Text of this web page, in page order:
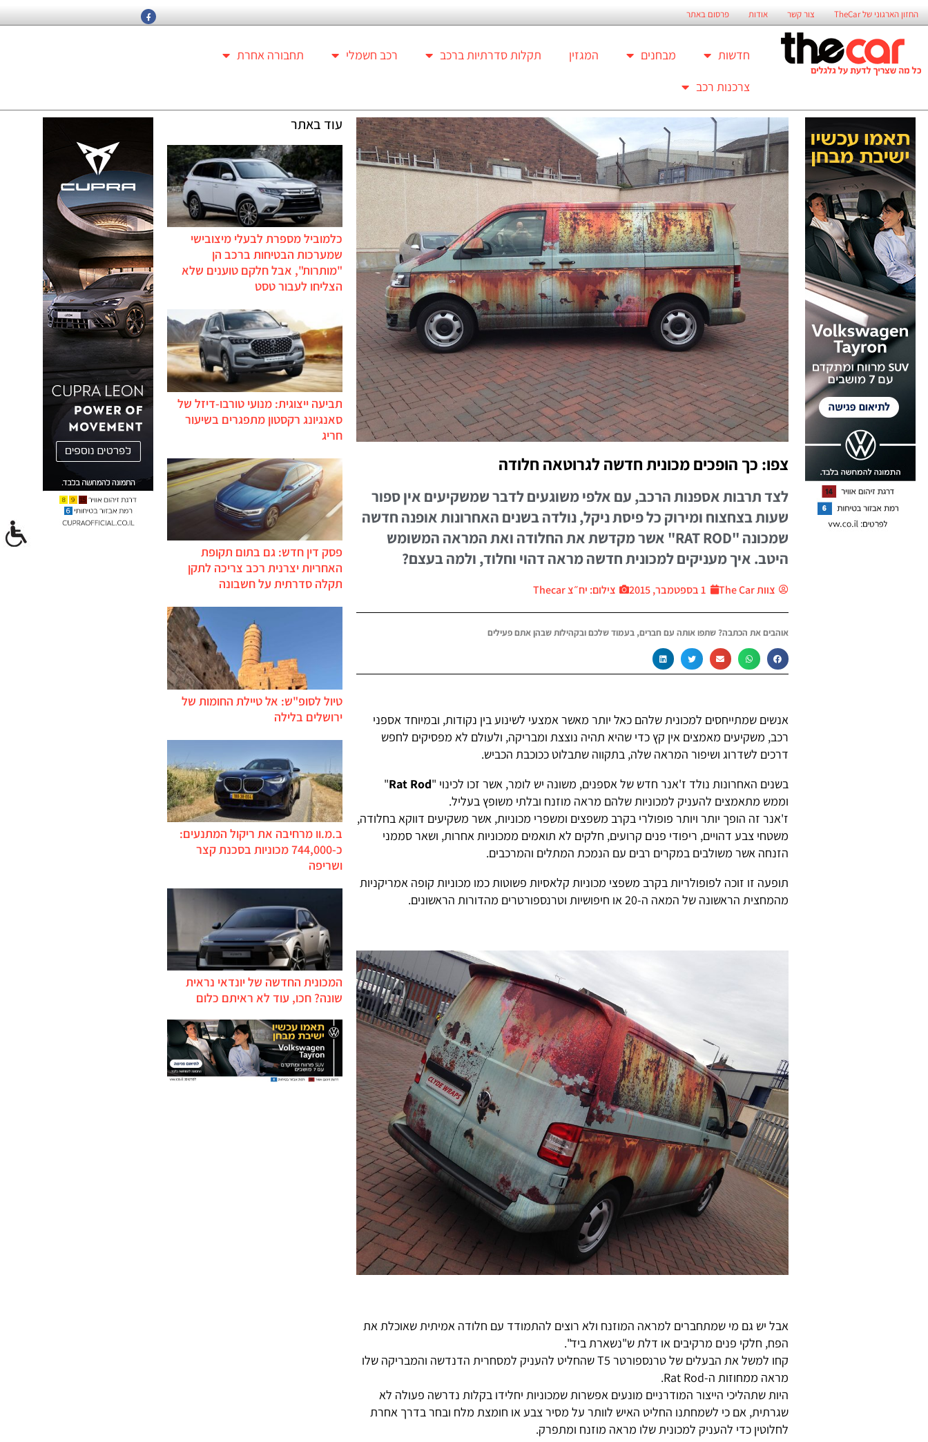
החזון הארגוני של TheCar צור קשר אודות פרסום באתר
חדשות מבחנים המגזין תקלות סדרתיות ברכב רכב חשמלי
תחבורה אחרת
צרכנות רכב
צפו: כך הופכים מכונית חדשה לגרוטאה חלודה
לצד תרבות אספנות הרכב, עם אלפי משוגעים לדבר שמשקיעים אין ספור
שעות בצחצוח ומירוק כל פיסת ניקל, נולדה בשנים האחרונות אופנה חדשה
שמכונה "RAT ROD" אשר מקדשת את החלודה ואת המראה המשומש
היטב. איך מעניקים למכונית חדשה מראה דהוי וחלוד, ולמה בעצם?
צוות The Car 1 בספטמבר, 2015 צילום: יח״צ Thecar
אוהבים את הכתבה? שתפו אותה עם חברים, בעמוד שלכם ובקהילות שבהן אתם פעילים
אנשים שמתייחסים למכונית שלהם כאל יותר מאשר אמצעי לשינוע בין נקודות, ובמיוחד אספני
רכב, משקיעים מאמצים אין קץ כדי שהיא תהיה נוצצת ומבריקה, ולעולם לא מפסיקים לחפש
דרכים לשדרוג ושיפור המראה שלה, בתקווה שתבלוט ככוכבת הכביש.
בשנים האחרונות נולד ז'אנר חדש של אספנים, משונה יש לומר, אשר זכו לכינוי "Rat Rod
"
וממש מתאמצים להעניק למכוניות שלהם מראה מוזנח ובלתי משופץ בעליל.
ז'אנר זה הופך יותר ויותר פופולרי בקרב משפצים ומשפרי מכוניות, אשר משקיעים דווקא בחלודה,
משטחי צבע דהויים, ריפודי פנים קרועים, חלקים לא תואמים ממכוניות אחרות, ושאר סממני
הזנחה אשר משולבים במקרים רבים עם הנמכת המתלים והמרכבים.
תופעה זו זוכה לפופולריות בקרב משפצי מכוניות קלאסיות פשוטות כמו מכוניות קופה אמריקניות
מהמחצית הראשונה של המאה ה-20 או חיפושיות וטרנספורטרים מהדורות הראשונים.
אבל יש גם מי שמתחברים למראה המוזנח ולא רוצים להתמודד עם חלודה אמיתית שאוכלת את
הפח, חלקי פנים מרקיבים או דלת ש"נשארת ביד".
קחו למשל את הבעלים של טרנספורטר T5 שהחליט להעניק למסחרית הדנדשה והמבריקה שלו
מראה ממחוזות ה-Rat Rod.
היות שתהליכי הייצור המודרניים מונעים אפשרות שמכוניות יחלידו בקלות נדרשה פעולה לא
שגרתית, אם כי לשמחתנו החליט האיש לוותר על מסיר צבע או חומצת מלח ובחר בדרך אחרת
לחלוטין כדי להעניק למכונית שלו מראה מוזנח ומתפרק.
עוד באתר
כלמוביל מספרת לבעלי מיצובישי
שמערכות הבטיחות ברכב הן
"מותרות", אבל חלקם טוענים שלא
הצליחו לעבור טסט
תביעה ייצוגית: מנועי טורבו-דיזל של
סאנגיונג רקסטון מתפגרים בשיעור
חריג
פסק דין חדש: גם בתום תקופת
האחריות יצרנית רכב צריכה לתקן
תקלה סדרתית על חשבונה
טיול לסופ"ש: אל טיילת החומות של
ירושלים בלילה
ב.מ.וו מרחיבה את ריקול המתנעים:
כ-744,000 מכוניות בסכנת קצר
ושריפה
המכונית החדשה של יונדאי נראית
שונה? חכו, עוד לא ראיתם כלום